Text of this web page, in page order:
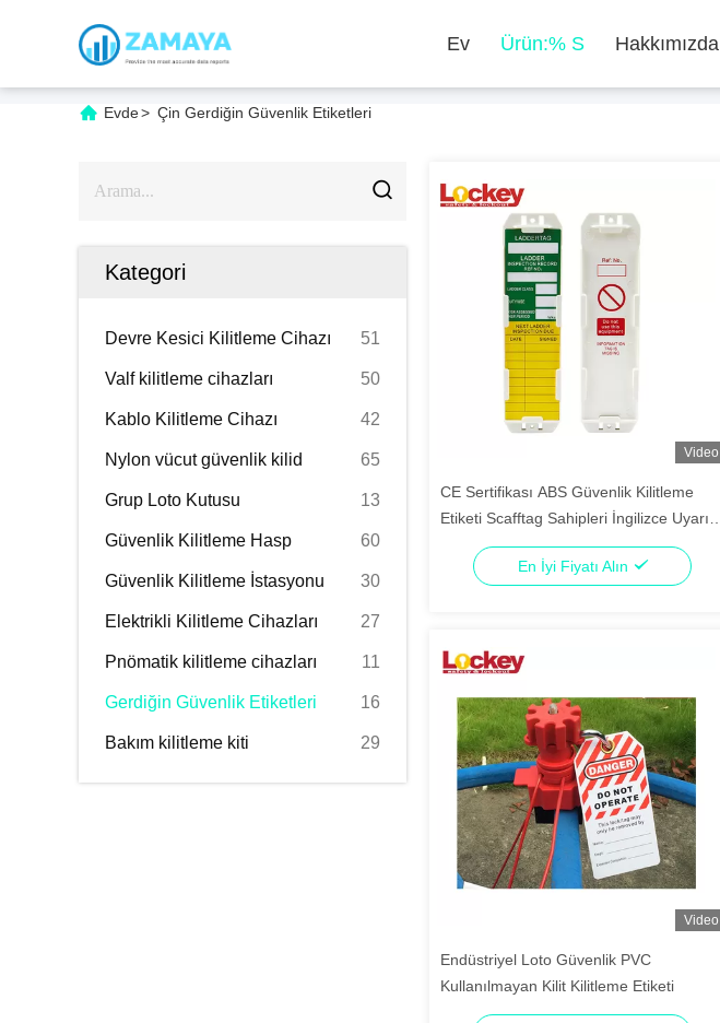
Ev Ürün:% S Hakkımızda
Evde> Çin Gerdiğin Güvenlik Etiketleri
Kategori
Devre Kesici Kilitleme Cihazı 51
Valf kilitleme cihazları 50
Kablo Kilitleme Cihazı 42
Nylon vücut güvenlik kilid 65
Grup Loto Kutusu 13
Güvenlik Kilitleme Hasp 60
Güvenlik Kilitleme İstasyonu 30
Elektrikli Kilitleme Cihazları 27
Pnömatik kilitleme cihazları 11
Gerdiğin Güvenlik Etiketleri 16
Bakım kilitleme kiti 29
Video
CE Sertifikası ABS Güvenlik Kilitleme
Etiketi Scafftag Sahipleri İngilizce Uyarı
İşaretleri
En İyi Fiyatı Alın
Video
Endüstriyel Loto Güvenlik PVC
Kullanılmayan Kilit Kilitleme Etiketi